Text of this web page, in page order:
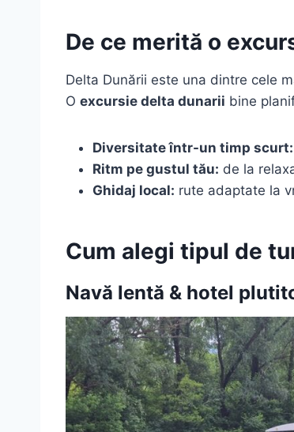
De ce merită o
Delta Dunării este una dintre cele
O excursie delta dunarii bine
Diversitate într-un timp scurt:
Ritm pe gustul tău: de la
Ghidaj local: rute adaptate la
Cum alegi tipul de
Navă lentă & hotel